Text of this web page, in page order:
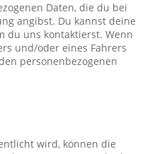
Daten, die du bei
angibst. Du kannst deine
du uns kontaktierst. Wenn
und/oder eines Fahrers
personenbezogenen
wird, können die